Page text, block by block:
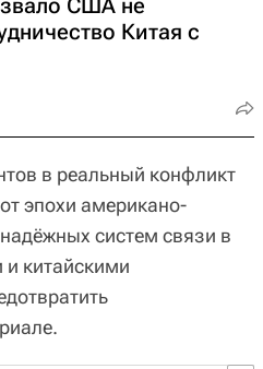
Китая с
в реальный конфликт
эпохи американо-
систем связи в
китайскими